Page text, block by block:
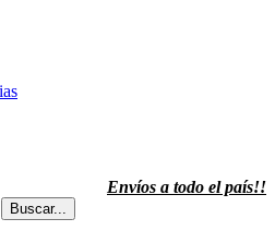
Envíos a todo el país!!
Buscar...